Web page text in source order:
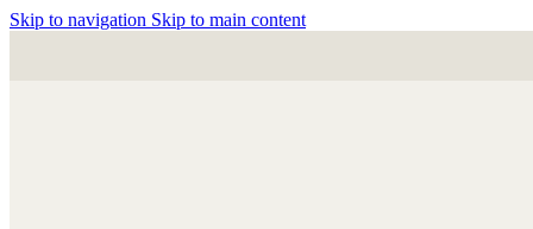
Skip to navigation Skip to main content